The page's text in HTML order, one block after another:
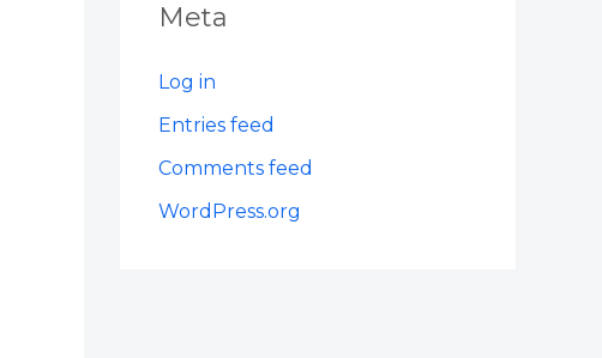
Meta
Log in
Entries feed
Comments feed
WordPress.org